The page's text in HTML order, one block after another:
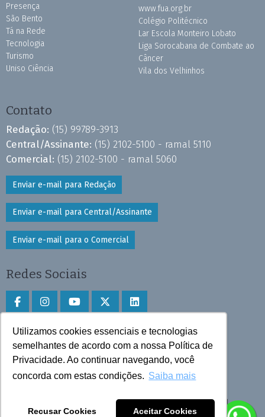
Utilizamos cookies essenciais e tecnologias
semelhantes de acordo com a nossa Política de
Privacidade. Ao continuar navegando, você
concorda com estas condições. Saiba mais
Recusar Cookies Aceitar Cookies
Presença
São Bento
Tá na Rede
Tecnologia
Turismo
Uniso Ciência
www.fua.org.br
Colégio Politécnico
Lar Escola Monteiro Lobato
Liga Sorocabana de Combate ao
Câncer
Vila dos Velhinhos
Contato
Redação: (15) 99789-3913
Central/Assinante: (15) 2102-5100 - ramal 5110
Comercial: (15) 2102-5100 - ramal 5060
Enviar e-mail para Redação
Enviar e-mail para Central/Assinante
Enviar e-mail para o Comercial
Redes Sociais
Faça download do aplicativo
Play Store e App Store
Todos os direitos reservados © 2025 Cruzeiro do Sul